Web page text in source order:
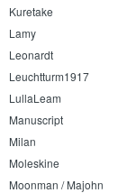
Kuretake
Lamy
Leonardt
Leuchtturm1917
LullaLeam
Manuscript
Milan
Moleskine
Moonman / Majohn